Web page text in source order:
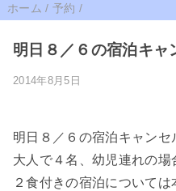
ホーム / 予約 /
明日８／６の宿泊キャ
2014年8月5日
明日８／６の宿泊キャンセ
大人で４名、幼児連れの場
２食付きの宿泊について